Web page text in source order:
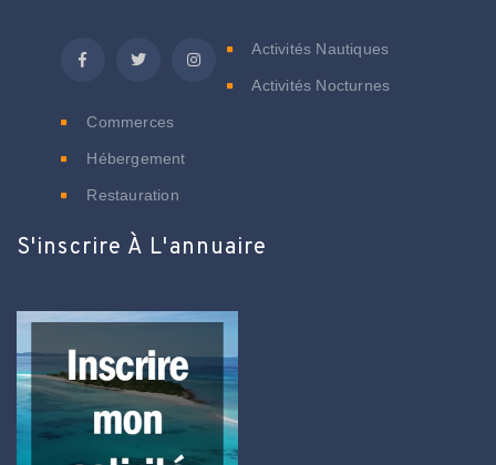
Activités Nautiques
Activités Nocturnes
Commerces
Hébergement
Restauration
S'inscrire À L'annuaire